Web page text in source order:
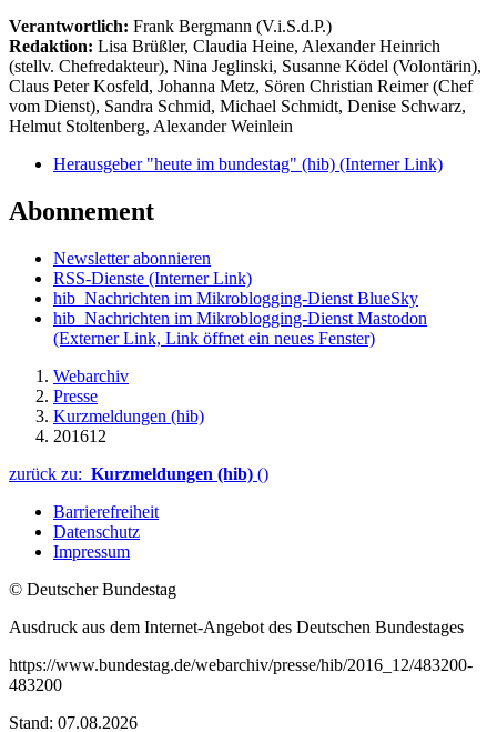
Verantwortlich: Frank Bergmann (V.i.S.d.P.)
Redaktion: Lisa Brüßler, Claudia Heine, Alexander Heinrich
(stellv. Chefredakteur), Nina Jeglinski, Susanne Ködel (Volontärin),
Claus Peter Kosfeld, Johanna Metz, Sören Christian Reimer (Chef
vom Dienst), Sandra Schmid, Michael Schmidt, Denise Schwarz,
Helmut Stoltenberg, Alexander Weinlein
Herausgeber "heute im bundestag" (hib) (Interner Link)
Abonnement
Newsletter abonnieren
RSS-Dienste (Interner Link)
hib_Nachrichten im Mikroblogging-Dienst BlueSky
hib_Nachrichten im Mikroblogging-Dienst Mastodon
(Externer Link, Link öffnet ein neues Fenster)
Webarchiv
Presse
Kurzmeldungen (hib)
201612
zurück zu: Kurzmeldungen (hib) ()
Barrierefreiheit
Datenschutz
Impressum
© Deutscher Bundestag
Ausdruck aus dem Internet-Angebot des Deutschen Bundestages
https://www.bundestag.de/webarchiv/presse/hib/2016_12/483200-
483200
Stand: 07.08.2026